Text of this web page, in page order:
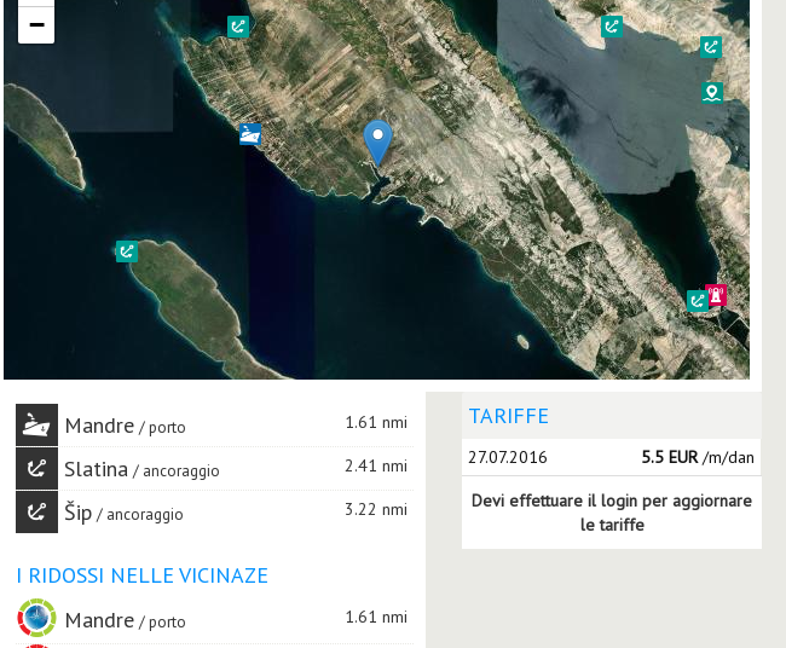
−
Mandre porto 1.61 nmi
Slatina ancoraggio 2.41 nmi
Šip ancoraggio 3.22 nmi
I RIDOSSI NELLE VICINAZE
Mandre
porto 1.61 nmi
TARIFFE
27.07.2016 5.5 EUR/m/dan
Devi effettuare il login per aggiornare
le tariffe